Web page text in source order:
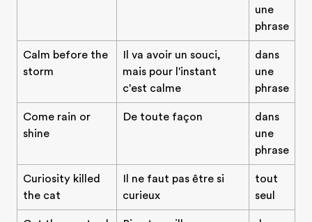
une
phrase
Calm before the
storm
Il va avoir un souci,
mais pour l'instant
c'est calme
dans
une
phrase
Come rain or
shine
De toute façon
dans
une
phrase
Curiosity killed
the cat
Il ne faut pas être si
curieux
tout
seul